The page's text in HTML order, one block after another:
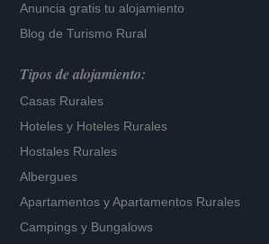
Anuncia gratis tu alojamiento
Blog de Turismo Rural
Tipos de alojamiento:
Casas Rurales
Hoteles y Hoteles Rurales
Hostales Rurales
Albergues
Apartamentos yApartamentos Rurales
Campings y Bungalows